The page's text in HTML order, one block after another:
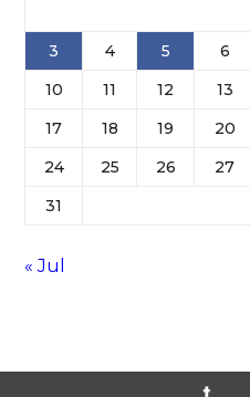
3
4 5 6
10
11 12 13
17
18 19 20
24
25 26 27
31
« Jul